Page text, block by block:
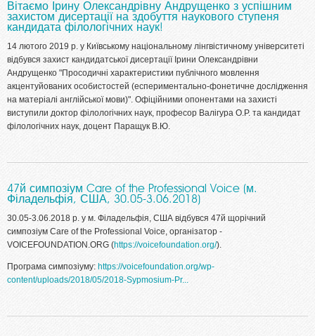
Вітаємо Ірину Олександрівну Андрущенко з успішним
захистом дисертації на здобуття наукового ступеня
кандидата філологічних наук!
14 лютого 2019 р. у Київському національному лінгвістичному університеті
відбувся захист кандидатської дисертації Ірини Олександрівни
Андрущенко "Просодичні характеристики публічного мовлення
акцентуйованих особистостей (еспериментально-фонетичне дослідження
на матеріалі англійської мови)". Офіційними опонентами на захисті
виступили доктор філологічних наук, професор Валігура О.Р. та кандидат
філологічних наук, доцент Паращук В.Ю.
47й симпозіум Care of the Professional Voice (м.
Філадельфія, США, 30.05-3.06.2018)
30.05-3.06.2018 р. у м. Філадельфія, США відбувся 47й щорічний
симпозіум Care of the Professional Voice, організатор -
VOICEFOUNDATION.ORG (https://voicefoundation.org/).
Програма симпозіуму: https://voicefoundation.org/wp-
content/uploads/2018/05/2018-Sypmosium-Pr...